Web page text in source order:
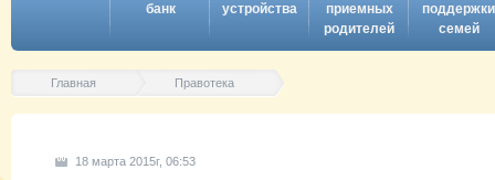
банк
устройства
приемных
родителей
поддержки
семей
Главная Правотека
18 марта 2015г, 06:53